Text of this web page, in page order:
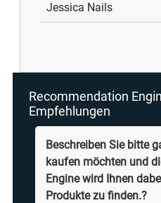
Jessica Nails
Recommendation
Empfehlungen
Beschreiben Sie bitte
kaufen möchten und
Engine wird Ihnen
Produkte zu finden.?